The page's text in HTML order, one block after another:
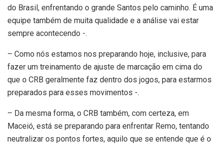
do Brasil, enfrentando o grande Santos pelo caminho. É uma
equipe também de muita qualidade e a análise vai estar
sempre acontecendo -.
– Como nós estamos nos preparando hoje, inclusive, para
fazer um treinamento de ajuste de marcação em cima do
que o CRB geralmente faz dentro dos jogos, para estarmos
preparados para esses movimentos -.
– Da mesma forma, o CRB também, com certeza, em
Maceió, está se preparando para enfrentar Remo, tentando
neutralizar os pontos fortes, aquilo que se entende que é o